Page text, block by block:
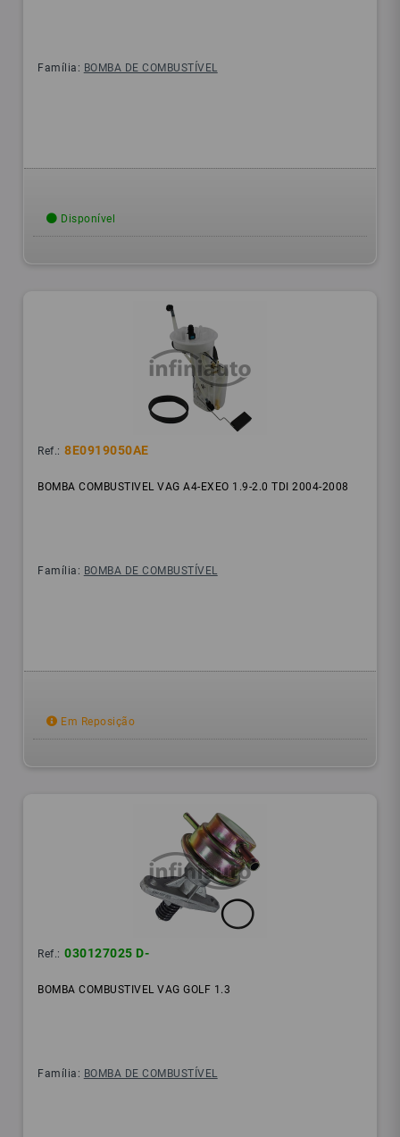
Família: BOMBA DE COMBUSTÍVEL
Disponível
Ref.: 8E0919050AE
BOMBA COMBUSTIVEL VAG A4-EXEO 1.9-2.0 TDI 2004-2008
Família: BOMBA DE COMBUSTÍVEL
Em Reposição
Ref.: 030127025 D-
BOMBA COMBUSTIVEL VAG GOLF 1.3
Família: BOMBA DE COMBUSTÍVEL